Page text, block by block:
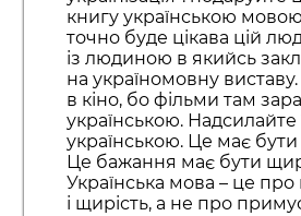
книгу українською
точно буде цікава цій
із людиною в якийсь
на україномовну
в кіно, бо фільми там
українською. Надсилайте
українською. Це має
Це бажання має бути
Українська мова – це
і щирість, а не про